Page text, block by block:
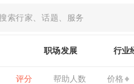
职场发展 行业
评分 帮助人数 价格